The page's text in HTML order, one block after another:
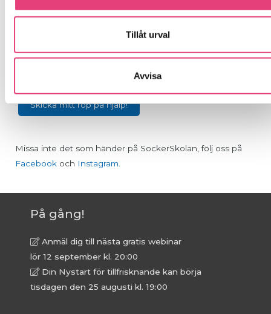
Tillåt urval
Avvisa
personuppgifter går det att läsa på våran sida med
finstilta.
Missa inte det som händer på SockerSkolan, följ oss på
Facebook och Instagram
På gång!
Anmäl dig till nästa gratis webinar
lör 12 september kl. 20:00
Din Nystart för tillfrisknande kan börja
tisdagen den 25 augusti kl. 19:00